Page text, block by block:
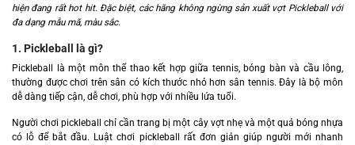
hiện đang rất hot hit. Đặc biệt, các hãng không ngừng sản xuất vợt Pickleball với
đa dạng mẫu mã, màu sắc.
1. Pickleball là gì?
Pickleball là một môn thể thao kết hợp giữa tennis, bóng bàn và cầu lông,
thường được chơi trên sân có kích thước nhỏ hơn sân tennis. Đây là bộ môn
dễ dàng tiếp cận, dễ chơi, phù hợp với nhiều lứa tuổi.
Người chơi pickleball chỉ cần trang bị một cây vợt nhẹ và một quả bóng nhựa
có lỗ để bắt đầu. Luật chơi pickleball rất đơn giản giúp người mới nhanh